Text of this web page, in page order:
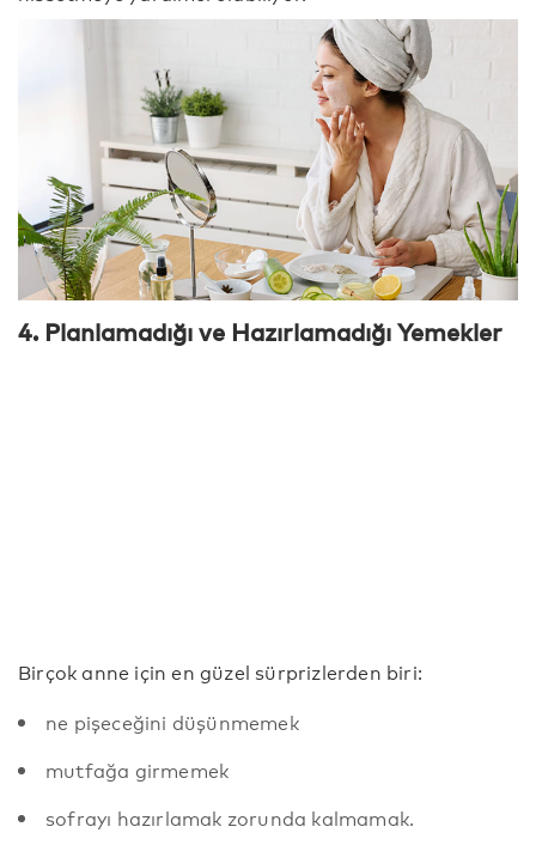
4. Planlamadığı ve Hazırlamadığı Yemekler
Birçok anne için en güzel sürprizlerden biri:
ne pişeceğini düşünmemek
mutfağa girmemek
sofrayı hazırlamak zorunda kalmamak.